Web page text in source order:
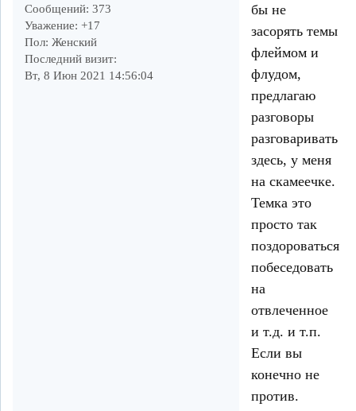
Сообщений: 373
Уважение: +17
Пол: Женский
Последний визит:
Вт, 8 Июн 2021 14:56:04
бы не
засорять темы
флеймом и
флудом,
предлагаю
разговоры
разговаривать
здесь, у меня
на скамеечке.
Темка это
просто так
поздороваться,
побеседовать
на
отвлеченное
и т.д. и т.п.
Если вы
конечно не
против.